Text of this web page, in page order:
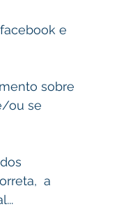
e
sobre
ou se
a